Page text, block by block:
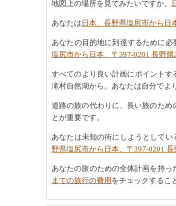
地図上の場所を見てみたいですか。
あなたは日本、長野県塩尻市から日
あなたの目的地に到達するために
塩尻市から日本、〒397-0201 長野
すべてのより良い計画にポイント
滝村自然湖から。あなたは自分でよ
道路の旅の代わりに、長い旅のため
とが重要です。
あなたは未知の街にしようとして
野県塩尻市から日本、〒397-0201
あなたの旅のための全体計画を持っ
までの旅行の費用をチェックするこ